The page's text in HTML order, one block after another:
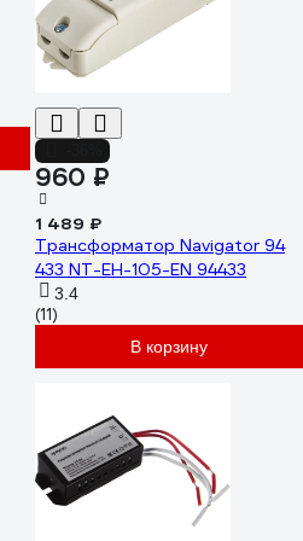
960 ₽
1 489 ₽
Трансформатор Navigator 94
433 NT-EH-105-EN 94433
3.4
(11)
В корзину